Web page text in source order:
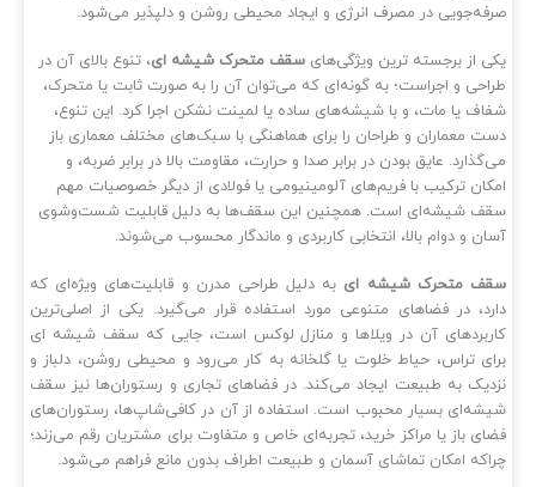
در مصرف انرژی و ایجاد محیطی روشن و دلپذیر می‌شود.
از برجسته‌ ترین ویژگی‌هایسقف متحرک شیشه‌ ای، تنوع بالای آن در
و اجراست؛ به‌ گونه‌ای که می‌توان آن را به صورت ثابت یا متحرک،
یا مات، و با شیشه‌های ساده یا لمینت نشکن اجرا کرد. این تنوع،
معماران و طراحان را برای هماهنگی با سبک‌های مختلف معماری باز
عایق بودن در برابر صدا و حرارت، مقاومت بالا در برابر ضربه، و
ترکیب با فریم‌های آلومینیومی یا فولادی از دیگر خصوصیات مهم
شیشه‌ای است. همچنین این سقف‌ها به دلیل قابلیت شست‌وشوی
و دوام بالا، انتخابی کاربردی و ماندگار محسوب می‌شوند.
متحرک شیشه‌ ایبه دلیل طراحی مدرن و قابلیت‌های ویژه‌ای که
در فضاهای متنوعی مورد استفاده قرار می‌گیرد. یکی از اصلی‌ترین
آن در ویلاها و منازل لوکس است، جایی که سقف شیشه‌ ای
تراس، حیاط خلوت یا گلخانه به کار می‌رود و محیطی روشن، دلباز و
به طبیعت ایجاد می‌کند. در فضاهای تجاری و رستوران‌ها نیز سقف
بسیار محبوب است. استفاده از آن در کافی‌شاپ‌ها، رستوران‌های
باز یا مراکز خرید، تجربه‌ای خاص و متفاوت برای مشتریان رقم می‌زند؛
امکان تماشای آسمان و طبیعت اطراف بدون مانع فراهم می‌شود.